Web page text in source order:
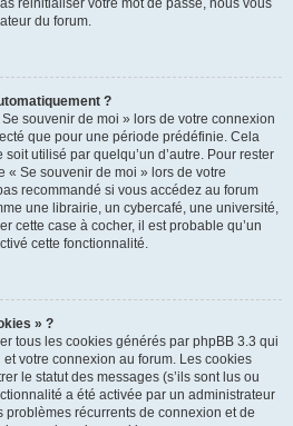
réinitialiser votre mot de passe, nous vous
du forum.
?
souvenir de moi » lors de votre connexion
que pour une période prédéfinie. Cela
utilisé par quelqu’un d’autre. Pour rester
« Se souvenir de moi » lors de votre
recommandé si vous accédez au forum
une librairie, un cybercafé, une université,
cette case à cocher, il est probable qu’un
cette fonctionnalité.
» ?
tous les cookies générés par phpBB 3.3 qui
votre connexion au forum. Les cookies
le statut des messages (s’ils sont lus ou
a été activée par un administrateur
problèmes récurrents de connexion et de